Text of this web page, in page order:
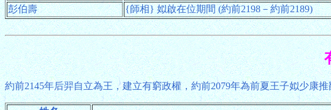
彭伯壽
{師相} 姒啟在位期間 (約前2198－約前2189)
約前2145年后羿自立為王，建立有窮政權，約前2079年為前夏王子姒少康推